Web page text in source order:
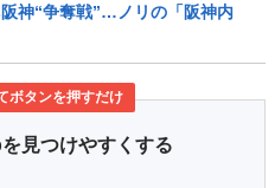
神“争奪戦”…ノリの「阪神内
ボタンを押すだけ
見つけやすくする